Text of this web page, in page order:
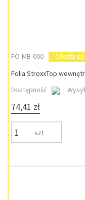
FO-MB-000
Oferta
Folia StroxxTop
Dostępność
74,41 zł
szt